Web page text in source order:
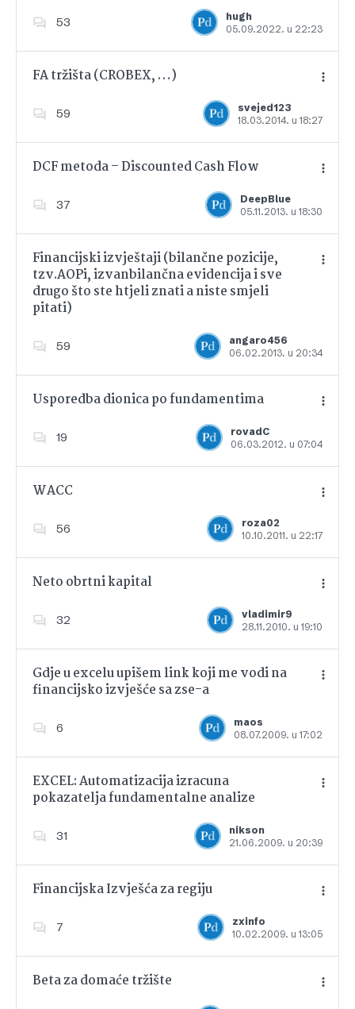
53
hugh
05.09.2022. u 22:23
Dodajte u favorite
FA tržišta (CROBEX, …)
59
svejed123
18.03.2014. u 18:27
Dodajte u favorite
DCF metoda – Discounted Cash Flow
37
DeepBlue
05.11.2013. u 18:30
Dodajte u favorite
Financijski izvještaji (bilančne pozicije,
tzv.AOPi, izvanbilančna evidencija i sve
drugo što ste htjeli znati a niste smjeli
pitati)
59
angaro456
06.02.2013. u 20:34
Usporedba dionica po fundamentima
19
rovadC
06.03.2012. u 07:04
Dodajte u favorite
WACC
56
roza02
10.10.2011. u 22:17
Dodajte u favorite
Neto obrtni kapital
32
vladimir9
28.11.2010. u 19:10
Dodajte u favorite
Gdje u excelu upišem link koji me vodi na
financijsko izvješće sa zse-a
6
maos
08.07.2009. u 17:02
Dodajte u favorite
EXCEL: Automatizacija izracuna
pokazatelja fundamentalne analize
31
nikson
21.06.2009. u 20:39
Dodajte u favorite
Financijska Izvješća za regiju
7
zxinfo
10.02.2009. u 13:05
Dodajte u favorite
Beta za domaće tržište